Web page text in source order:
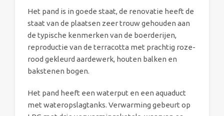
Het pand is in goede staat, de renovatie heeft de
staat van de plaatsen zeer trouw gehouden aan
de typische kenmerken van de boerderijen,
reproductie van de terracotta met prachtig roze-
rood gekleurd aardewerk, houten balken en
bakstenen bogen.
Het pand heeft een waterput en een aquaduct
met wateropslagtanks. Verwarming gebeurt op